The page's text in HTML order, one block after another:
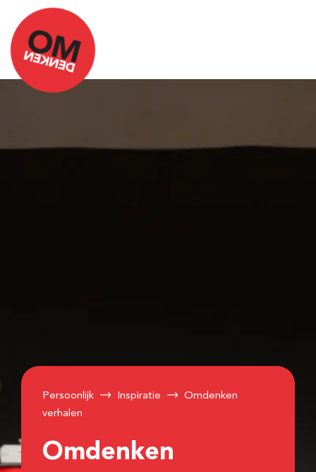
Persoonlijk Inspiratie
Omdenken
verhalen
Omdenken